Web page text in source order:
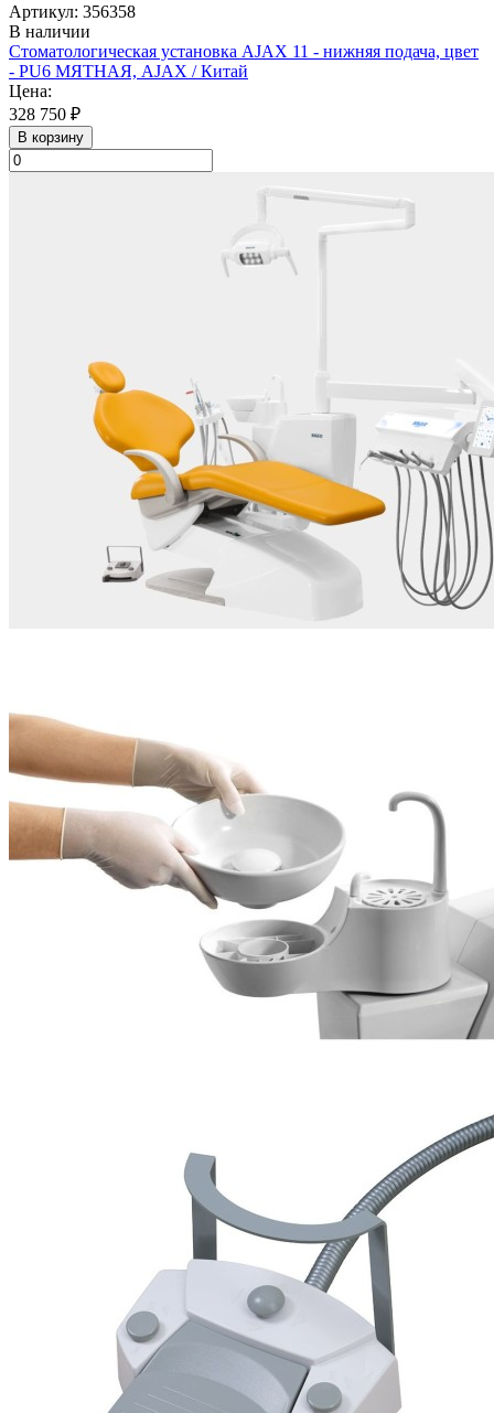
Артикул: 356358
В наличии
Стоматологическая установка AJAX 11 - нижняя подача, цвет
- PU6 МЯТНАЯ, AJAX / Китай
Цена:
328 750 ₽
В корзину